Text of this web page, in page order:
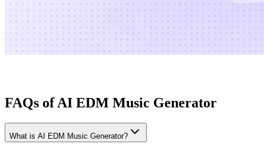
FAQs of AI EDM Music Generator
What is AI EDM Music Generator?